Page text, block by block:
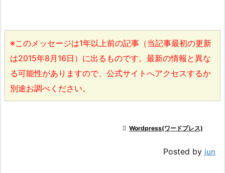
※このメッセージは1年以上前の記事（当記事最初の更新
は2015年8月16日）に出るものです。最新の情報と異な
る可能性がありますので、公式サイトへアクセスするか
別途お調べください。
 Wordpress(ワードプレス)
Posted by jun